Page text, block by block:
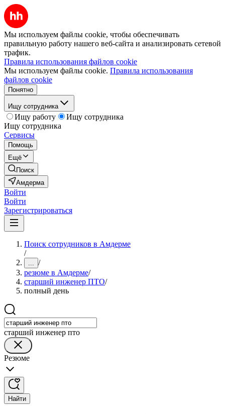
Мы используем файлы cookie, чтобы обеспечивать
правильную работу нашего веб-сайта и анализировать сетевой
трафик.
Правила использования файлов cookie
Мы используем файлы cookie. Правила использования
файлов cookie
Понятно
Ищу сотрудника
Ищу работу
Ищу сотрудника
Ищу сотрудника
Сервисы
Помощь
Ещё
Поиск
Амдерма
Войти
Войти
Зарегистрироваться
Поиск сотрудников в Амдерме
/
... /
резюме в Амдерме/
старший инженер ПТО/
полный день
старший инженер пто
Резюме
Найти